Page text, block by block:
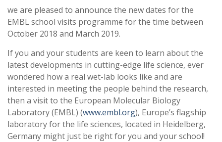
we are pleased to announce the new dates for the
EMBL school visits programme for the time between
October 2018 and March 2019.
If you and your students are keen to learn about the
latest developments in cutting-edge life science, ever
wondered how a real wet-lab looks like and are
interested in meeting the people behind the research,
then a visit to the European Molecular Biology
Laboratory (EMBL) (www.embl.org), Europe’s flagship
laboratory for the life sciences, located in Heidelberg,
Germany might just be right for you and your school!